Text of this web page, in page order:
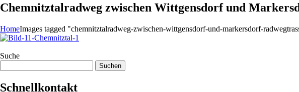
Chemnitztalradweg zwischen Wittgensdorf und
HomeImages tagged "chemnitztalradweg-zwischen-wittgensdorf-und-markersdorf-
Suche
nach:
Schnellkontakt